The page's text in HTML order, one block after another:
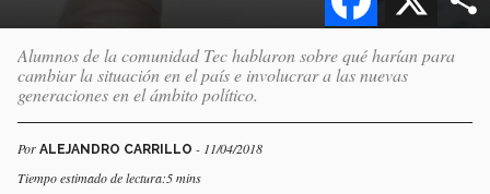
Alumnos de la comunidad Tec hablaron sobre qué harían para
cambiar la situación en el país e involucrar a las nuevas
generaciones en el ámbito político.
Por ALEJANDRO CARRILLO - 11/04/2018
Tiempo estimado de lectura:5 mins